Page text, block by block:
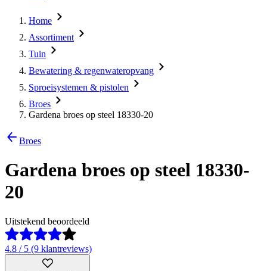
Home
Assortiment
Tuin
Bewatering & regenwateropvang
Sproeisystemen & pistolen
Broes
Gardena broes op steel 18330-20
Broes
Gardena broes op steel 18330-
20
Uitstekend beoordeeld
4.8 / 5 (9 klantreviews)